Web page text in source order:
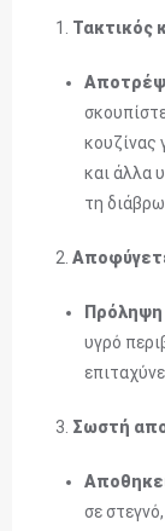
Τακτικός
κουζίνας
και άλλα
τη
Πρόληψη
υγρό
Σωστή
σε